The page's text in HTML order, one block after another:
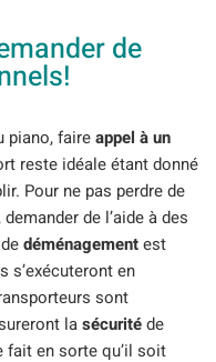
de
piano, faireappel à un
reste idéale étant donné
Pour ne pas perdre de
de l’aide à des
déménagementest
s’exécuteront en
sont
lasécuritéde
en sorte qu’il soit